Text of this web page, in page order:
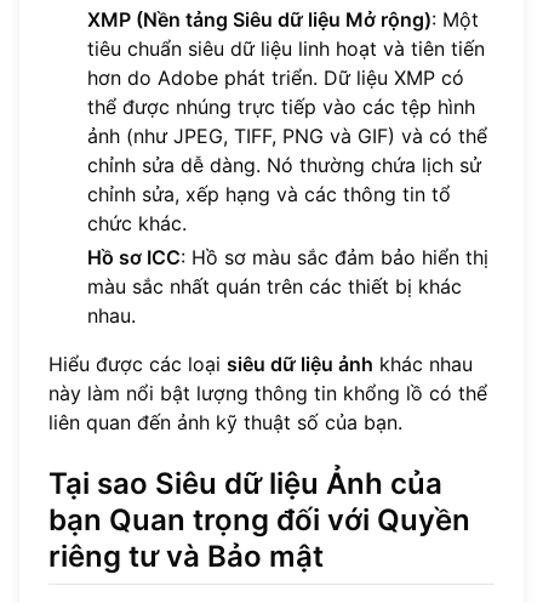
XMP (Nền tảng Siêu dữ liệu Mở rộng): Một
tiêu chuẩn siêu dữ liệu linh hoạt và tiên tiến
hơn do Adobe phát triển. Dữ liệu XMP có
thể được nhúng trực tiếp vào các tệp hình
ảnh (như JPEG, TIFF, PNG và GIF) và có thể
chỉnh sửa dễ dàng. Nó thường chứa lịch sử
chỉnh sửa, xếp hạng và các thông tin tổ
chức khác.
Hồ sơ ICC: Hồ sơ màu sắc đảm bảo hiển thị
màu sắc nhất quán trên các thiết bị khác
nhau.
Hiểu được các loại siêu dữ liệu ảnh khác nhau
này làm nổi bật lượng thông tin khổng lồ có thể
liên quan đến ảnh kỹ thuật số của bạn.
Tại sao Siêu dữ liệu Ảnh của
bạn Quan trọng đối với Quyền
riêng tư và Bảo mật